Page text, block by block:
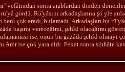
vefâtından sonra arablardan dinden
gördü. Rü'yâsını arkadaşlarına şö yle
çok aradı, bulamadı. Arkadaşları bu
başımı vereceğimi, şehîd olacağımı
ise, onun bu gazâda şehîd olmayı
Amr ise çok yara aldı. Fekat sonra sıhhâte